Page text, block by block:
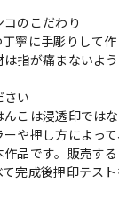
のこだわり
寧に手彫りして作
指が痛まないよう
い
んこは浸透印では
ーや押し方によっ
作品です。販売す
て完成後押印テス